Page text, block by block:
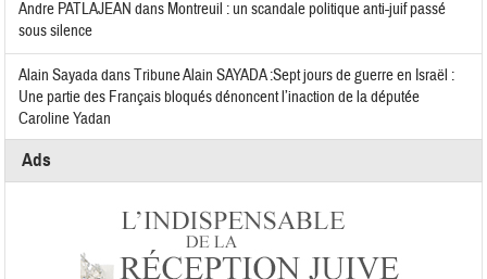
Andre PATLAJEAN dans Montreuil : un scandale politique anti-juif passé
sous silence
Alain SayadadansTribune Alain SAYADA :Sept jours de guerre en Israël :
Une partie des Français bloqués dénoncent l’inaction de la députée
Caroline Yadan
Ads